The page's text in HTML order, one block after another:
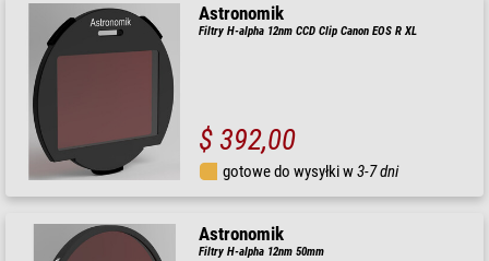
Astronomik
Filtry H-alpha 12nm CCD Clip Canon EOS R XL
$ 392,00
gotowe do wysyłki w3-7 dni
Astronomik
Filtry H-alpha 12nm 50mm